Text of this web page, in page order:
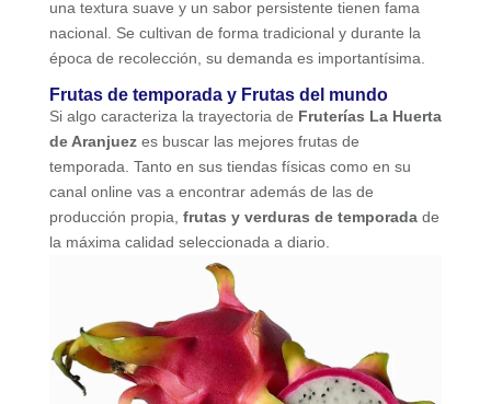
una textura suave y un sabor persistente tienen fama
nacional. Se cultivan de forma tradicional y durante la
época de recolección, su demanda es importantísima.
Frutas de temporada y Frutas del mundo
Si algo caracteriza la trayectoria de Fruterías La Huerta
de Aranjuezes buscar las mejores frutas de
temporada. Tanto en sus tiendas físicas como en su
canal online vas a encontrar además de las de
producción propia, frutas y verduras de temporadade
la máxima calidad seleccionada a diario.